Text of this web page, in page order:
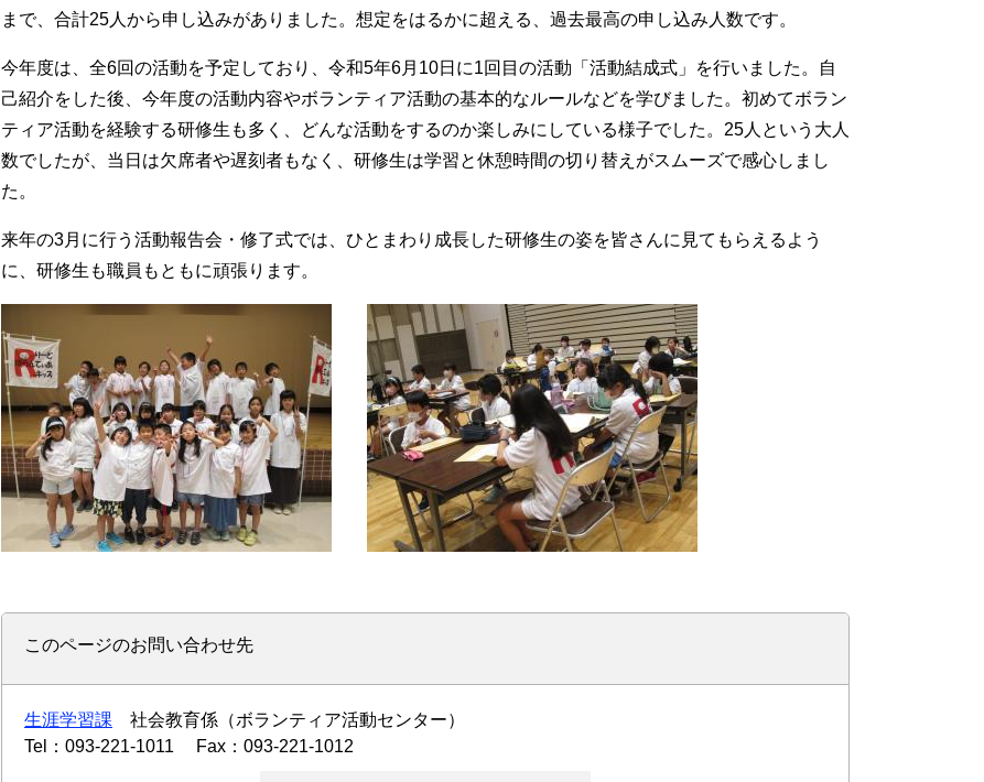
まで、合計25人から申し込みがありました。想定をはるかに超える、過去最高の申し込み人数です。
今年度は、全6回の活動を予定しており、令和5年6月10日に1回目の活動「活動結成式」を行いました。自
己紹介をした後、今年度の活動内容やボランティア活動の基本的なルールなどを学びました。初めてボラン
ティア活動を経験する研修生も多く、どんな活動をするのか楽しみにしている様子でした。25人という大人
数でしたが、当日は欠席者や遅刻者もなく、研修生は学習と休憩時間の切り替えがスムーズで感心しまし
た。
来年の3月に行う活動報告会・修了式では、ひとまわり成長した研修生の姿を皆さんに見てもらえるよう
に、研修生も職員もともに頑張ります。
このページのお問い合わせ先
生涯学習課
社会教育係（ボランティア活動センター）
Tel：093-221-1011
Fax：093-221-1012